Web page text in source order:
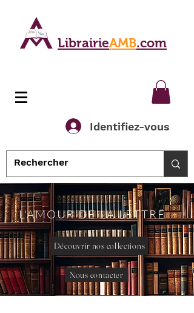
LibrairieAMB.com
Identifiez-vous
L'AMOUR DE LA LETTRE
Découvrir nos collections
Nous contacter